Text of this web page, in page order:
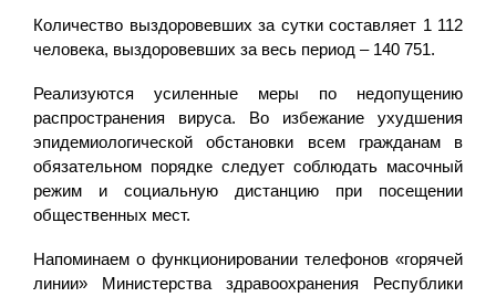
Количество выздоровевших за сутки составляет 1 112
человека, выздоровевших за весь период – 140 751.
Реализуются усиленные меры по недопущению
распространения вируса. Во избежание ухудшения
эпидемиологической обстановки всем гражданам в
обязательном порядке следует соблюдать масочный
режим и социальную дистанцию при посещении
общественных мест.
Напоминаем о функционировании телефонов «горячей
линии» Министерства здравоохранения Республики